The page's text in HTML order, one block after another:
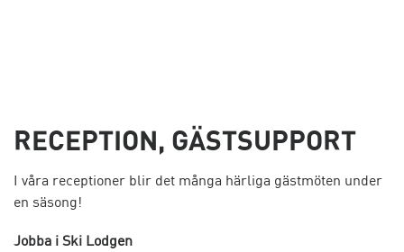
RECEPTION, GÄSTSUPPORT
I våra receptioner blir det många härliga gästmöten under
en säsong!
Jobba i Ski Lodgen